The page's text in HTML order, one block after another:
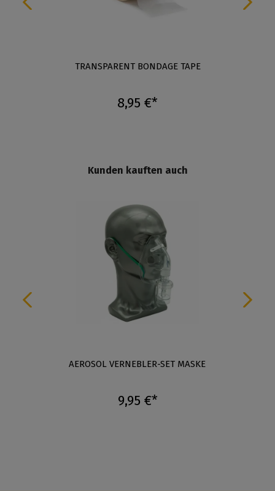
TRANSPARENT BONDAGE TAPE
8,95 €*
Kunden kauften auch
AEROSOL VERNEBLER-SET MASKE
9,95 €*